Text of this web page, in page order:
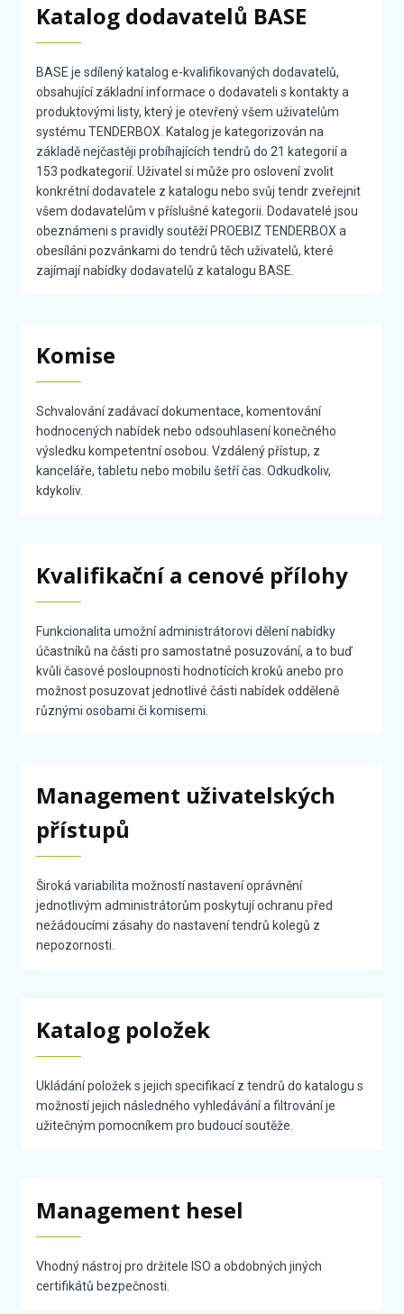
Katalog dodavatelů BASE
BASE je sdílený katalog e-kvalifikovaných dodavatelů,
obsahující základní informace o dodavateli s kontakty a
produktovými listy, který je otevřený všem uživatelům
systému TENDERBOX. Katalog je kategorizován na
základě nejčastěji probíhajících tendrů do 21 kategorií a
153 podkategorií. Uživatel si může pro oslovení zvolit
konkrétní dodavatele z katalogu nebo svůj tendr zveřejnit
všem dodavatelům v příslušné kategorii. Dodavatelé jsou
obeznámeni s pravidly soutěží PROEBIZ TENDERBOX a
obesíláni pozvánkami do tendrů těch uživatelů, které
zajímají nabídky dodavatelů z katalogu BASE.
Komise
Schvalování zadávací dokumentace, komentování
hodnocených nabídek nebo odsouhlasení konečného
výsledku kompetentní osobou. Vzdálený přístup, z
kanceláře, tabletu nebo mobilu šetří čas. Odkudkoliv,
kdykoliv.
Kvalifikační a cenové přílohy
Funkcionalita umožní administrátorovi dělení nabídky
účastníků na části pro samostatné posuzování, a to buď
kvůli časové posloupnosti hodnotících kroků anebo pro
možnost posuzovat jednotlivé části nabídek odděleně
různými osobami či komisemi.
Management uživatelských
přístupů
Široká variabilita možností nastavení oprávnění
jednotlivým administrátorům poskytují ochranu před
nežádoucími zásahy do nastavení tendrů kolegů z
nepozornosti.
Katalog položek
Ukládání položek s jejich specifikací z tendrů do katalogu s
možností jejich následného vyhledávání a filtrování je
užitečným pomocníkem pro budoucí soutěže.
Management hesel
Vhodný nástroj pro držitele ISO a obdobných jiných
certifikátů bezpečnosti.